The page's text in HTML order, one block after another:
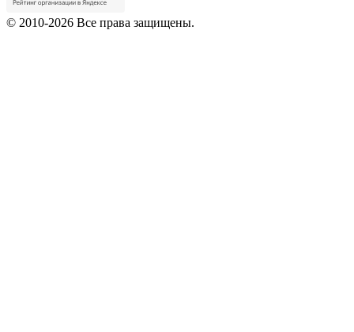
© 2010-2026 Все права защищены.